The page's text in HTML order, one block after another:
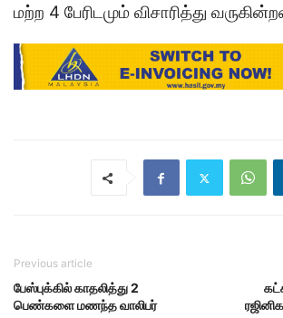
மற்ற 4 பேரிடமும் விசாரித்து
Previous article
பேஸ்புக்கில் காதலித்து 2
பெண்களை மணந்த வாலிபர்